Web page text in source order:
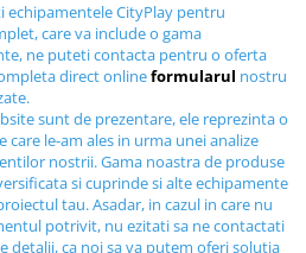
echipamentele CityPlay pentru
care va include o gama
ne puteti contacta pentru o oferta
direct onlineformularul nostru
sunt de prezentare, ele reprezinta o
care le-am ales in urma unei analize
nostrii. Gama noastra de produse
si cuprinde si alte echipamente
tau. Asadar, in cazul in care nu
potrivit, nu ezitati sa ne contactati
detalii, ca noi sa va putem oferi solutia